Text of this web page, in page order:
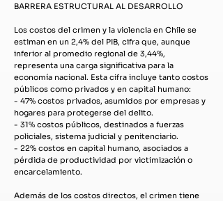
BARRERA ESTRUCTURAL AL DESARROLLO
Los costos del crimen y la violencia en Chile se
estiman en un 2,4% del PIB, cifra que, aunque
inferior al promedio regional de 3,44%,
representa una carga significativa para la
economía nacional. Esta cifra incluye tanto costos
públicos como privados y en capital humano:
- 47% costos privados, asumidos por empresas y
hogares para protegerse del delito.
- 31% costos públicos, destinados a fuerzas
policiales, sistema judicial y penitenciario.
- 22% costos en capital humano, asociados a
pérdida de productividad por victimización o
encarcelamiento.
Además de los costos directos, el crimen tiene